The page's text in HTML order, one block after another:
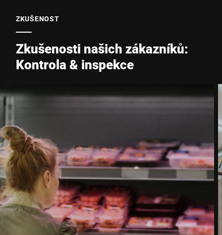
ZKUŠENOST
Zkušenosti našich zákazníků:
Kontrola & inspekce